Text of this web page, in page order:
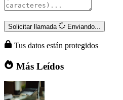
Solicitar llamada Enviando...
Tus datos están protegidos
Más Leídos